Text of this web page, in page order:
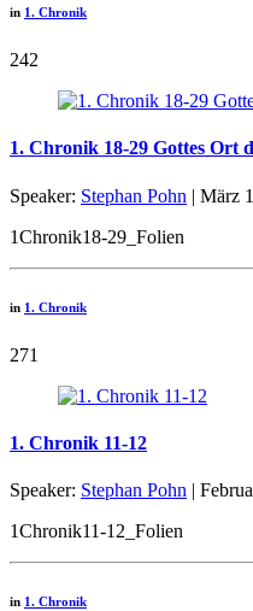
in 1. Chronik
242
1. Chronik 18-29 Gottes Ort
Speaker: Stephan Pohn | März
1Chronik18-29_Folien
in 1. Chronik
271
1. Chronik 11-12
Speaker: Stephan Pohn |
1Chronik11-12_Folien
in 1. Chronik